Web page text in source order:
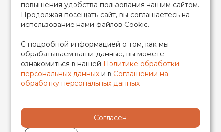
2026 © TIM (ТИМ) Инженерная сантехника, Все права
защищены
ИП Гончаренко Надежда Николаевна
500708528433/319500700011740
повышения удобства пользования нашим сайтом.
Продолжая посещать сайт, вы соглашаетесь на
использование нами файлов Cookie.
С подробной информацией о том, как мы
обрабатываем ваши данные, вы можете
ознакомиться в нашей Политике обработки
персональных данных и в Соглашении на
обработку персональных данных
Согласен